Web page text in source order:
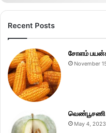
Recent Posts
சோளம்
November
வெண்பூசணி
May 4, 2023